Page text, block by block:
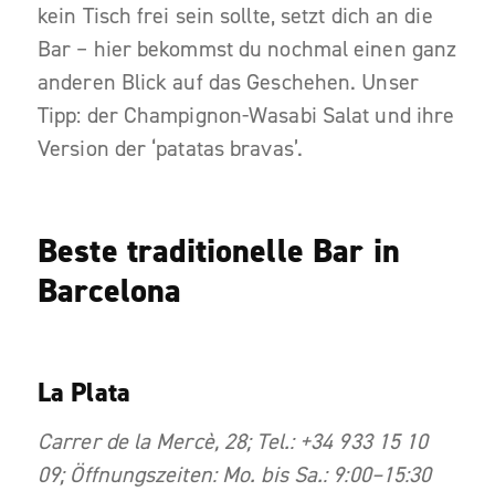
kein Tisch frei sein sollte, setzt dich an die
Bar – hier bekommst du nochmal einen ganz
anderen Blick auf das Geschehen. Unser
Tipp: der Champignon-Wasabi Salat und ihre
Version der ‘patatas bravas’.
Beste traditionelle Bar in
Barcelona
La Plata
Carrer de la Mercè, 28; Tel.: +34 933 15 10
09; Öffnungszeiten: Mo. bis Sa.: 9:00–15:30